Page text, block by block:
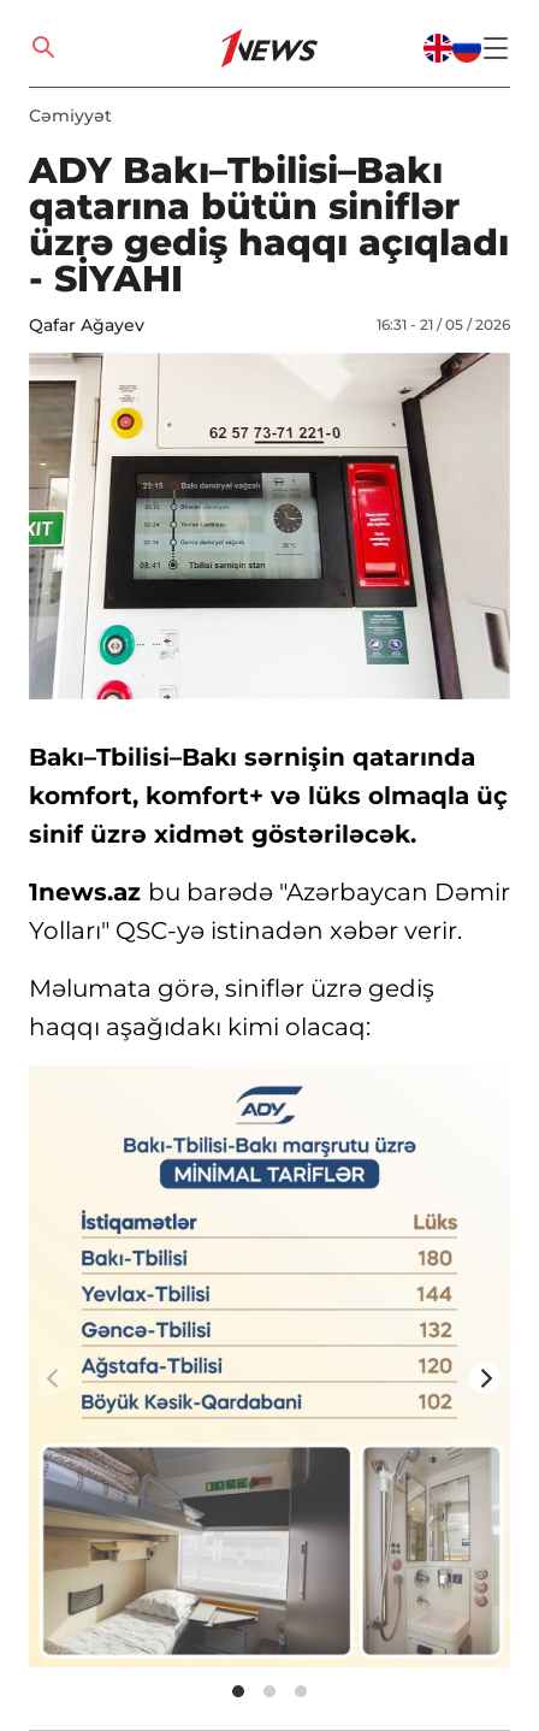
Cəmiyyət
ADY Bakı–Tbilisi–Bakı
qatarına bütün siniflər
üzrə gediş haqqı açıqladı
- SİYAHI
Qafar Ağayev 16:31 - 21 / 05 / 2026
Bakı–Tbilisi–Bakı sərnişin qatarında
komfort, komfort+ və lüks olmaqla üç
sinif üzrə xidmət göstəriləcək.
1news.az bu barədə "Azərbaycan Dəmir
Yolları" QSC-yə istinadən xəbər verir.
Məlumata görə, siniflər üzrə gediş
haqqı aşağıdakı kimi olacaq: